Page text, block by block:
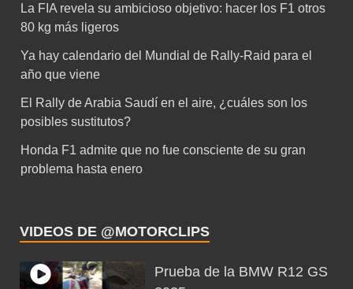
La FIA revela su ambicioso objetivo: hacer los F1 otros
80 kg más ligeros
Ya hay calendario del Mundial de Rally-Raid para el
año que viene
El Rally de Arabia Saudí en el aire, ¿cuáles son los
posibles sustitutos?
Honda F1 admite que no fue consciente de su gran
problema hasta enero
VIDEOS DE @MOTORCLIPS
Prueba de la BMW R12 GS